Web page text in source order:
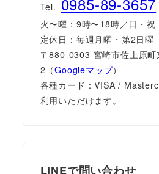
Tel.
火〜曜：9時〜18時／日・
定休日：毎週月曜・第2日曜
〒880-0303 宮崎市佐土原
2（Googleマップ）
各種カード：VISA /
利用いただけます。
LINEで問い合わせ